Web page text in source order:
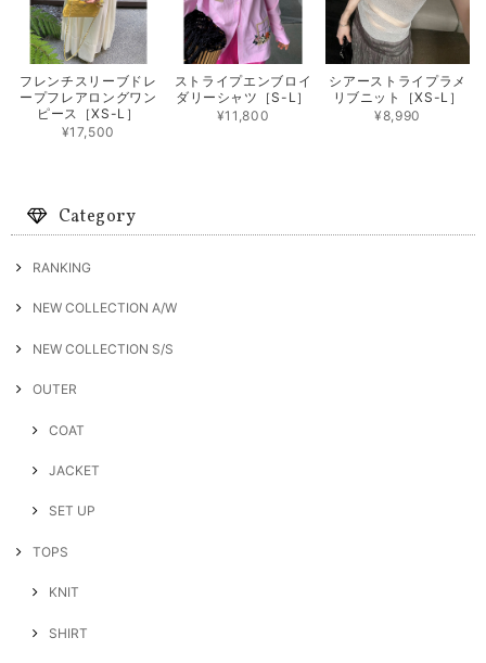
フレンチスリーブドレ
ープフレアロングワン
ピース［XS-L］
¥17,500
ストライプエンブロイ
ダリーシャツ［S-L］
¥11,800
シアーストライプラメ
リブニット［XS-L］
¥8,990
Category
RANKING
NEW COLLECTION A/W
NEW COLLECTION S/S
OUTER
COAT
JACKET
SET UP
TOPS
KNIT
SHIRT